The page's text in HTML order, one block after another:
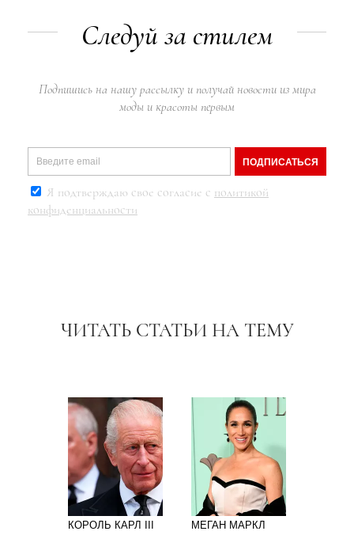
Следуй за стилем
Подпишись на нашу рассылку и получай новости из мира
моды и красоты первым
ПОДПИСАТЬСЯ
Я подтверждаю свое согласие с политикой
конфиденциальности
ЧИТАТЬ СТАТЬИ НА ТЕМУ
КОРОЛЬ КАРЛ III
МЕГАН МАРКЛ